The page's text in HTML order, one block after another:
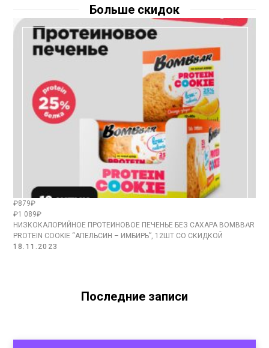
Больше скидок
₽879₽
₽1 089₽
НИЗКОКАЛОРИЙНОЕ ПРОТЕИНОВОЕ ПЕЧЕНЬЕ БЕЗ САХАРА BOMBBAR
PROTEIN COOKIE “АПЕЛЬСИН – ИМБИРЬ”, 12ШТ СО СКИДКОЙ
18.11.2023
Последние записи